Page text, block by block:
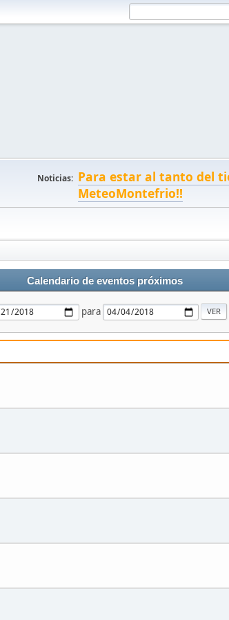
Noticias: Para estar al tanto del
MeteoMontefrio!!
Calendario de eventos próximos
para